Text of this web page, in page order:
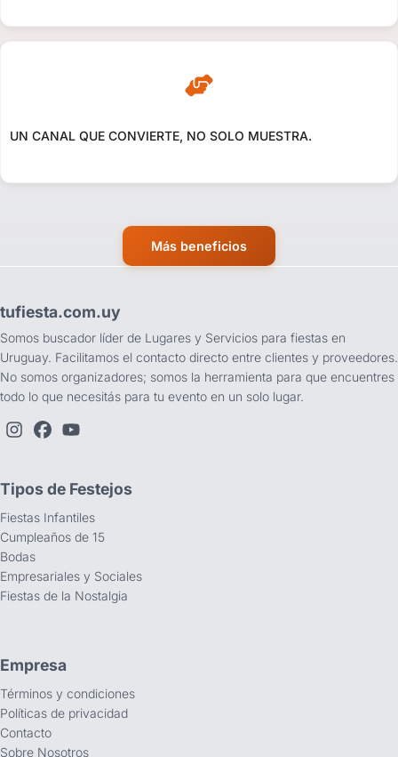
UN CANAL QUE CONVIERTE, NO SOLO MUESTRA.
Más beneficios
tufiesta.com.uy
Somos buscador líder de Lugares y Servicios para fiestas en
Uruguay. Facilitamos el contacto directo entre clientes y proveedores.
No somos organizadores; somos la herramienta para que encuentres
todo lo que necesitás para tu evento en un solo lugar.
Tipos de Festejos
Fiestas Infantiles
Cumpleaños de 15
Bodas
Empresariales y Sociales
Fiestas de la Nostalgia
Empresa
Términos y condiciones
Políticas de privacidad
Contacto
Sobre Nosotros